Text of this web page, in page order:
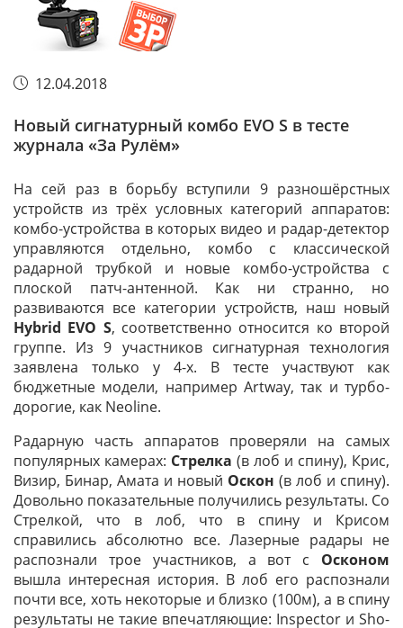
12.04.2018
Новый сигнатурный комбо EVO S в тесте
журнала «За Рулём»
На сей раз в борьбу вступили 9 разношёрстных
устройств из трёх условных категорий аппаратов:
комбо-устройства в которых видео и радар-детектор
управляются отдельно, комбо с классической
радарной трубкой и новые комбо-устройства с
плоской патч-антенной. Как ни странно, но
развиваются все категории устройств, наш новый
Hybrid EVO S, соответственно относится ко второй
группе. Из 9 участников сигнатурная технология
заявлена только у 4-х. В тесте участвуют как
бюджетные модели, например Artway, так и турбо-
дорогие, как Neoline.
Радарную часть аппаратов проверяли на самых
популярных камерах: Стрелка (в лоб и спину), Крис,
Визир, Бинар, Амата и новый Оскон (в лоб и спину).
Довольно показательные получились результаты. Со
Стрелкой, что в лоб, что в спину и Крисом
справились абсолютно все. Лазерные радары не
распознали трое участников, а вот с Осконом
вышла интересная история. В лоб его распознали
почти все, хоть некоторые и близко (100м), а в спину
результаты не такие впечатляющие: Inspector и Sho-